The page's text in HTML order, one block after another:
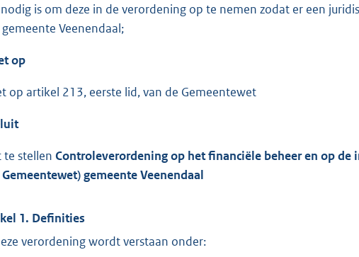
is om deze in de verordening op te nemen zodat er een
Veenendaal;
op
op artikel 213, eerste lid, van de Gemeentewet
te stellen Controleverordeningop het financiële beheer en op
Gemeentewet) gemeente Veenendaal
1. Definities
verordening wordt verstaan onder: